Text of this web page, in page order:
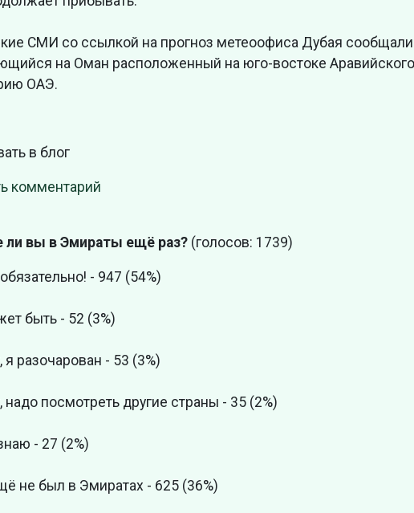
СМИ со ссылкой на прогноз метеоофиса Дубая сообщали
на Оман расположенный на юго-востоке Аравийского
ОАЭ.
в блог
комментарий
ли вы в Эмираты ещё раз? (голосов: 1739)
- 947 (54%)
быть - 52 (3%)
я разочарован - 53 (3%)
надо посмотреть другие страны - 35 (2%)
- 27 (2%)
не был в Эмиратах - 625 (36%)